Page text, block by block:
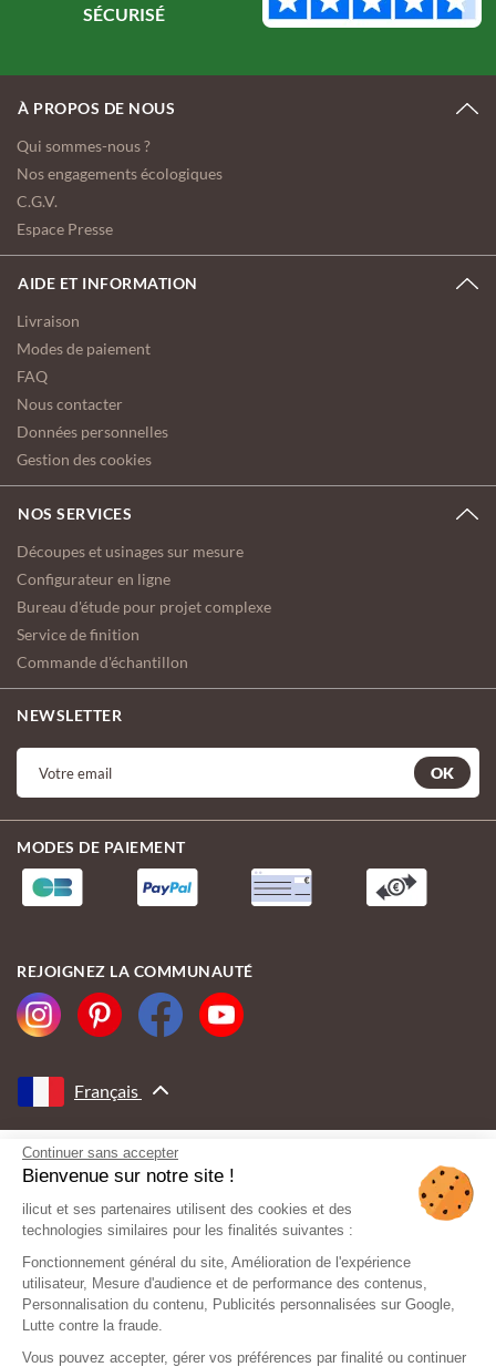
Continuer sans accepter
Bienvenue sur notre site !
ilicut et ses partenaires utilisent des cookies et des
technologies similaires pour les finalités suivantes :
Fonctionnement général du site, Amélioration de l'expérience
utilisateur, Mesure d'audience et de performance des contenus,
Personnalisation du contenu, Publicités personnalisées sur Google,
Lutte contre la fraude.
Vous pouvez accepter, gérer vos préférences par finalité ou continuer
À PROPOS DE NOUS
Qui sommes-nous ?
Nos engagements écologiques
C.G.V.
Espace Presse
AIDE ET INFORMATION
Livraison
Modes de paiement
FAQ
Nous contacter
Données personnelles
Gestion des cookies
NOS SERVICES
Découpes et usinages sur mesure
Configurateur en ligne
Bureau d'étude pour projet complexe
Service de finition
Commande d'échantillon
NEWSLETTER
OK
MODES DE PAIEMENT
REJOIGNEZ LA COMMUNAUTÉ
Français
AVEC LE SOUTIEN DE